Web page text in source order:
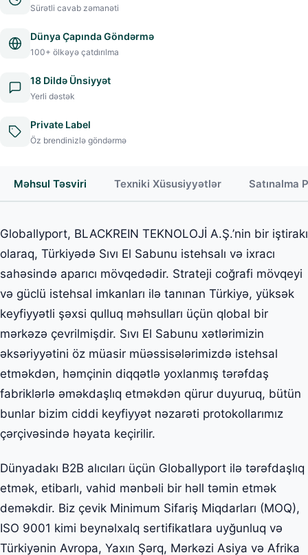
Sürətli cavab zəmanəti
Dünya Çapında Göndərmə
100+ ölkəyə çatdırılma
18 Dildə Ünsiyyət
Yerli dəstək
Private Label
Öz brendinizlə göndərmə
Məhsul Təsviri Texniki Xüsusiyyətlər Satınalma
Globallyport, BLACKREIN TEKNOLOJİ A.Ş.’nin bir iştirakı
olaraq, Türkiyədə Sıvı El Sabunu istehsalı və ixracı
sahəsində aparıcı mövqedədir. Strateji coğrafi mövqeyi
və güclü istehsal imkanları ilə tanınan Türkiyə, yüksək
keyfiyyətli şəxsi qulluq məhsulları üçün qlobal bir
mərkəzə çevrilmişdir. Sıvı El Sabunu xətlərimizin
əksəriyyətini öz müasir müəssisələrimizdə istehsal
etməkdən, həmçinin diqqətlə yoxlanmış tərəfdaş
fabriklərlə əməkdaşlıq etməkdən qürur duyuruq, bütün
bunlar bizim ciddi keyfiyyət nəzarəti protokollarımız
çərçivəsində həyata keçirilir.
Dünyadakı B2B alıcıları üçün Globallyport ilə tərəfdaşlıq
etmək, etibarlı, vahid mənbəli bir həll təmin etmək
deməkdir. Biz çevik Minimum Sifariş Miqdarları (MOQ),
ISO 9001 kimi beynəlxalq sertifikatlara uyğunluq və
Türkiyənin Avropa, Yaxın Şərq, Mərkəzi Asiya və Afrika